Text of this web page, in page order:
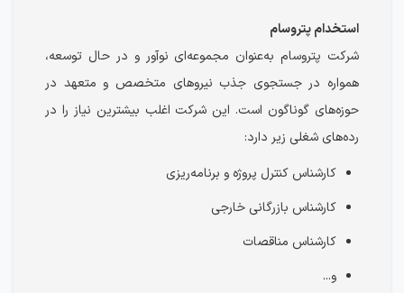
استخدام پتروسام
شرکت پتروسام به‌عنوان مجموعه‌ای نوآور و در حال توسعه،
همواره در جستجوی جذب نیروهای متخصص و متعهد در
حوزه‌های گوناگون است. این شرکت اغلب بیشترین نیاز را در
رده‌های شغلی زیر دارد:
کارشناس کنترل پروژه و برنامه‌ریزی
کارشناس بازرگانی خارجی
کارشناس مناقصات
و...